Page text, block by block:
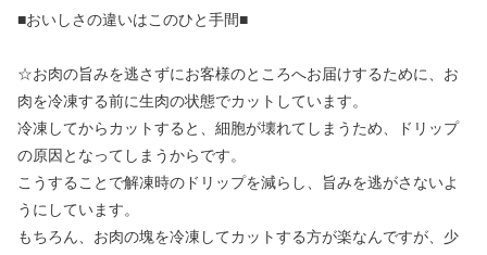
■おいしさの違いはこのひと手間■
☆お肉の旨みを逃さずにお客様のところへお届けするために、お
肉を冷凍する前に生肉の状態でカットしています。
冷凍してからカットすると、細胞が壊れてしまうため、ドリップ
の原因となってしまうからです。
こうすることで解凍時のドリップを減らし、旨みを逃がさないよ
うにしています。
もちろん、お肉の塊を冷凍してカットする方が楽なんですが、少